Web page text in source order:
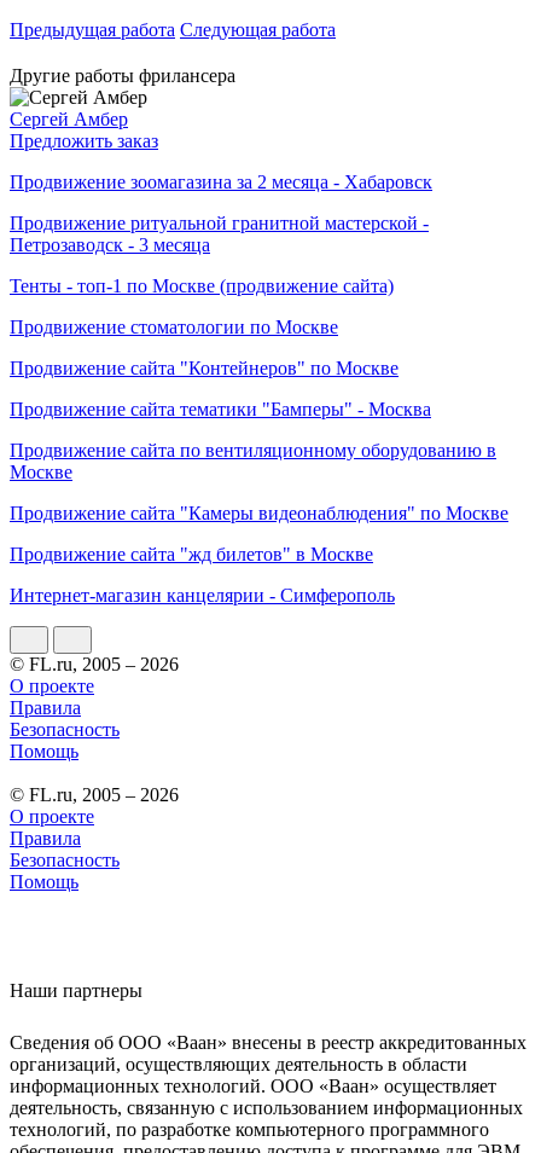
Предыдущая работа Следующая работа
Другие работы фрилансера
Сергей Амбер
Предложить заказ
Продвижение зоомагазина за 2 месяца - Хабаровск
Продвижение ритуальной гранитной мастерской -
Петрозаводск - 3 месяца
Тенты - топ-1 по Москве (продвижение сайта)
Продвижение стоматологии по Москве
Продвижение сайта "Контейнеров" по Москве
Продвижение сайта тематики "Бамперы" - Москва
Продвижение сайта по вентиляционному оборудованию в
Москве
Продвижение сайта "Камеры видеонаблюдения" по Москве
Продвижение сайта "жд билетов" в Москве
Интернет-магазин канцелярии - Симферополь
© FL.ru, 2005 – 2026
О проекте
Правила
Безопасность
Помощь
© FL.ru, 2005 – 2026
О проекте
Правила
Безопасность
Помощь
Наши партнеры
Сведения об ООО «Ваан» внесены в реестр аккредитованных
организаций, осуществляющих деятельность в области
информационных технологий. ООО «Ваан» осуществляет
деятельность, связанную с использованием информационных
технологий, по разработке компьютерного программного